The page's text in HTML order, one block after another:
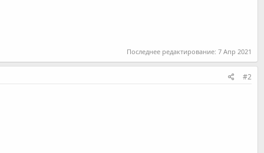
Последнее редактирование: 7 Апр 2021
#2